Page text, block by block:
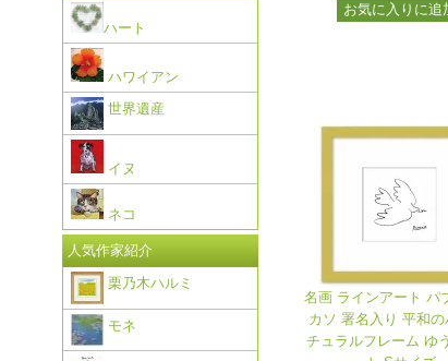
お気に入りに追
名画 ラインアート パ
カソ 署名入り 平和の
チュラルフレーム ゆ
ハート
ハワイアン
世界遺産
イヌ
ネコ
人気作家紹介
栗乃木ハルミ
モネ